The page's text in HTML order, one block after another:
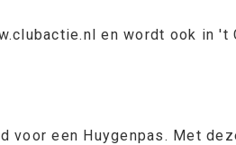
en wordt ook in 't
voor een Huygenpas. Met